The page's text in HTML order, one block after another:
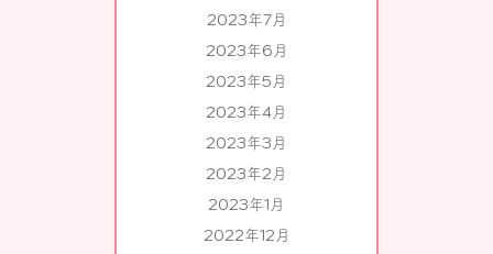
2023年7月
2023年6月
2023年5月
2023年4月
2023年3月
2023年2月
2023年1月
2022年12月